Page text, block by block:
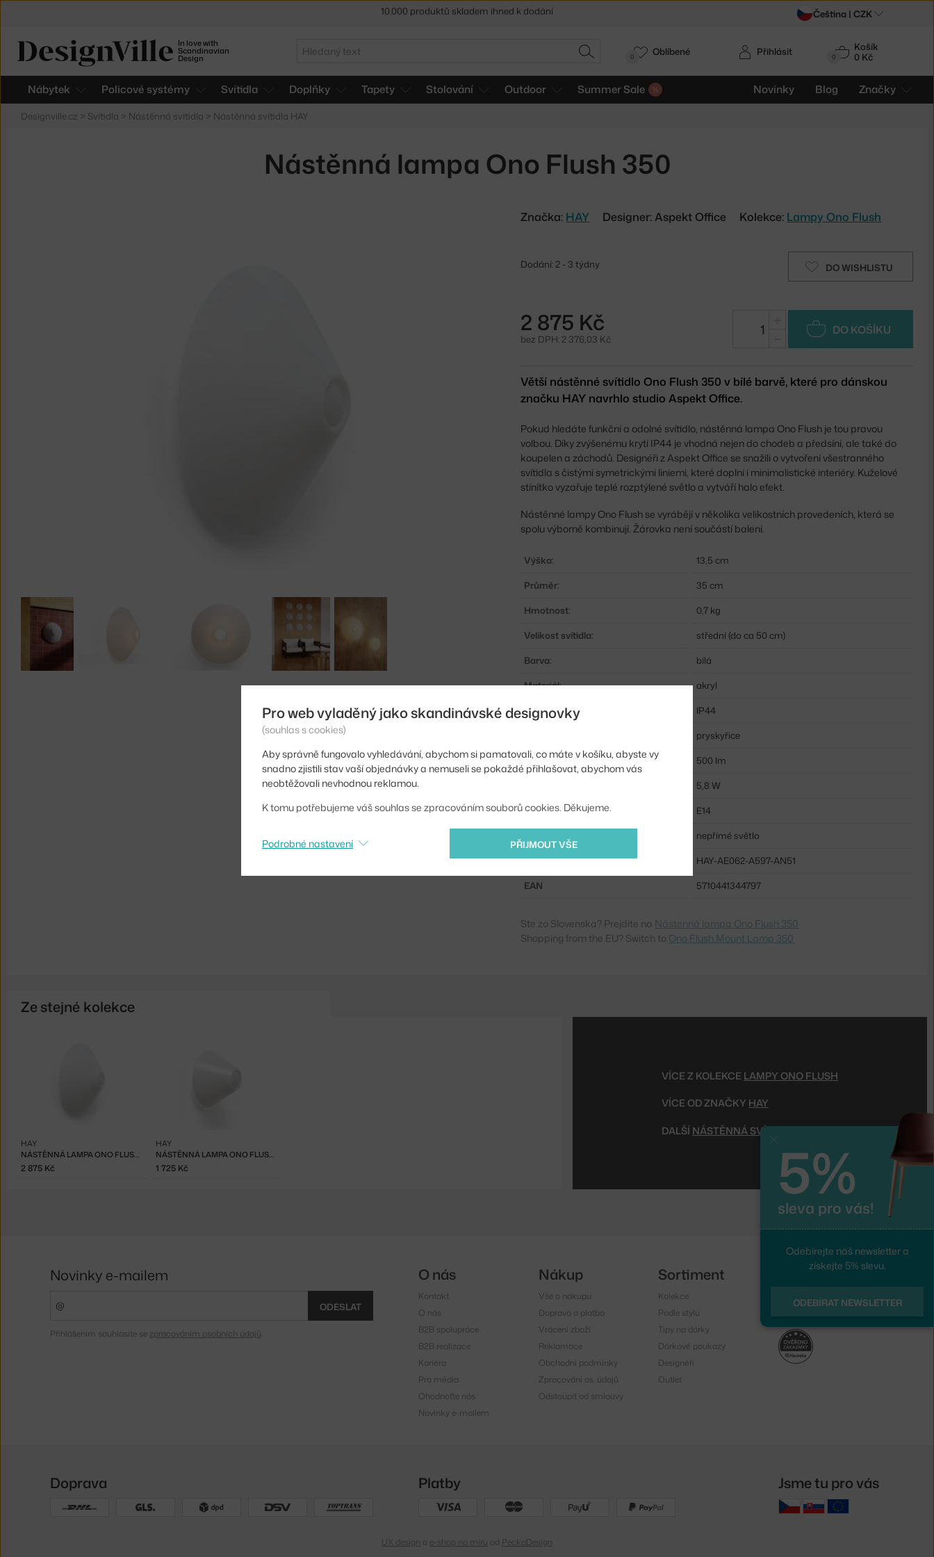
In love with
Scandinavian
Design
Hledat
HLEDAT 0
Košík
0 Kč
Nábytek Policové systémy Svítidla Doplňky Tapety Stolování Outdoor Summer Sale Novinky Blog Značky
Přihlásit
0 Oblíbené
Designville.cz > Svítidla > Nástěnná svítidla > Nástěnná svítidla HAY
Nástěnná lampa Ono Flush 350
Značka: HAY Designer: Aspekt Office Kolekce: Lampy Ono Flush
DO WISHLISTU
Dodání: 2 - 3 týdny
2 875 Kč
bez DPH: 2 376,03 Kč
DO KOŠÍKU
Větší nástěnné svítidlo Ono Flush 350 v bílé barvě, které pro dánskou
značku HAY navrhlo studio Aspekt Office.
Pokud hledáte funkční a odolné svítidlo, nástěnná lampa Ono Flush je tou pravou
volbou. Díky zvýšenému krytí IP44 je vhodná nejen do chodeb a předsíní, ale také do
koupelen a záchodů. Designéři z Aspekt Office se snažili o vytvoření všestranného
svítidla s čistými symetrickými liniemi, které doplní i minimalistické interiéry. Kuželové
stínítko vyzařuje teplé rozptýlené světlo a vytváří halo efekt.
Nástěnné lampy Ono Flush se vyrábějí v několika velikostních provedeních, která se
spolu výborně kombinují. Žárovka není součástí balení.
Výška:
13,5 cm
Průměr:
35 cm
Hmotnost:
0,7 kg
Velikost svítidla:
střední (do ca 50 cm)
Barva:
bílá
Materiál:
akryl
Krytí:
IP44
pryskyřice
Světelný tok:
500 lm
5,8 W
Patice / zdroj:
E14
nepřímé světlo
Kód produktu
HAY-AE062-A597-AN51
EAN
5710441344797
Ste zo Slovenska? Prejdite na Nástenná lampa Ono Flush 350
Shopping from the EU? Switch to Ono Flush Mount Lamp 350
Ze stejné kolekce
NÁSTĚNNÁ LAMPA ONO FLUSH 350
HAY
2 875 Kč
NÁSTĚNNÁ LAMPA ONO FLUSH 200
HAY
1 725 Kč
VÍCE Z KOLEKCE LAMPY ONO FLUSH
VÍCE OD ZNAČKY HAY
DALŠÍ NÁSTĚNNÁ SVÍTIDLA
Sleva 5 % pro odběratele newsletteru Čeština | CZK
Pro web vyladěný jako skandinávské designovky
(souhlas s cookies)
Aby správně fungovalo vyhledávání, abychom si pamatovali, co máte v košíku, abyste vy
snadno zjistili stav vaší objednávky a nemuseli se pokaždé přihlašovat, abychom vás
neobtěžovali nevhodnou reklamou.
K tomu potřebujeme váš souhlas se zpracováním souborů cookies. Děkujeme.
PŘIJMOUT VŠE
Podrobné nastavení
5%
sleva pro vás!
Odebírejte náš newsletter a
získejte 5% slevu.
ODEBÍRAT NEWSLETTER
Novinky e-mailem
ODESLAT
Přihlášením souhlasíte se zpracováním osobních údajů
O nás
Kontakt
O nás
B2B spolupráce
B2B realizace
Kariéra
Pro média
Ohodnoťte nás
Novinky e-mailem
Nákup
Vše o nákupu
Doprava a platba
Vrácení zboží
Reklamace
Obchodní podmínky
Zpracování os. údajů
Odstoupit od smlouvy
Sortiment
Kolekce
Podle stylu
Tipy na dárky
Dárkové poukazy
Designéři
Outlet
Sledujte nás
Doprava Platby Jsme tu pro vás
UX design a e-shop na míru od PeckaDesign